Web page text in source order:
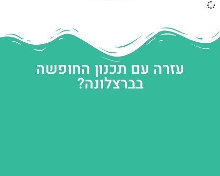
עזרה עם תכנון החופשה
בברצלונה?